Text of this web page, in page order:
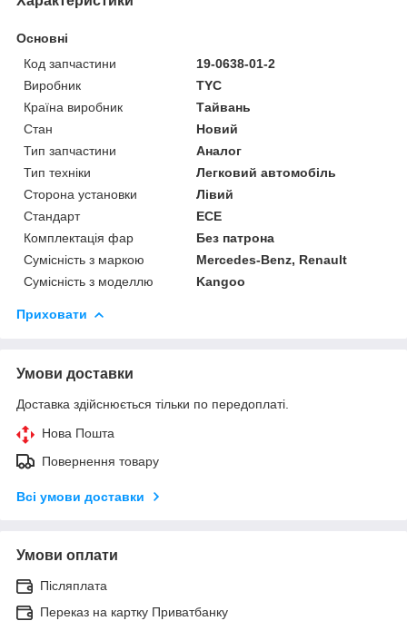
Основні
Код запчастини
19-0638-01-2
Виробник
TYC
Країна виробник
Тайвань
Стан
Новий
Тип запчастини
Аналог
Тип техніки
Легковий автомобіль
Сторона установки
Лівий
Стандарт
ECE
Комплектація фар
Без патрона
Сумісність з маркою
Mercedes-Benz, Renault
Сумісність з моделлю
Kangoo
Приховати
Умови доставки
Доставка здійснюється тільки по передоплаті.
Нова Пошта
Повернення товару
Всі умови доставки
Умови оплати
Післяплата
Переказ на картку Приватбанку